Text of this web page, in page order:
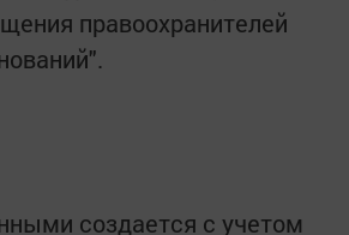
правоохранителей
создается с учетом